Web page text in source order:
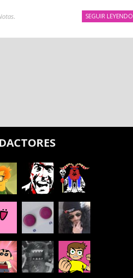
SEGUIR LEYENDO
.